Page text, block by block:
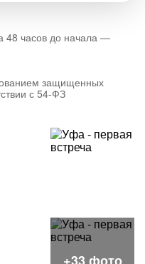
48 часов до начала —
защищенных
с 54-ФЗ